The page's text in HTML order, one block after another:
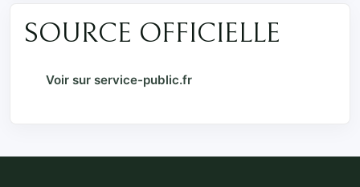
SOURCE OFFICIELLE
Voir sur service-public.fr